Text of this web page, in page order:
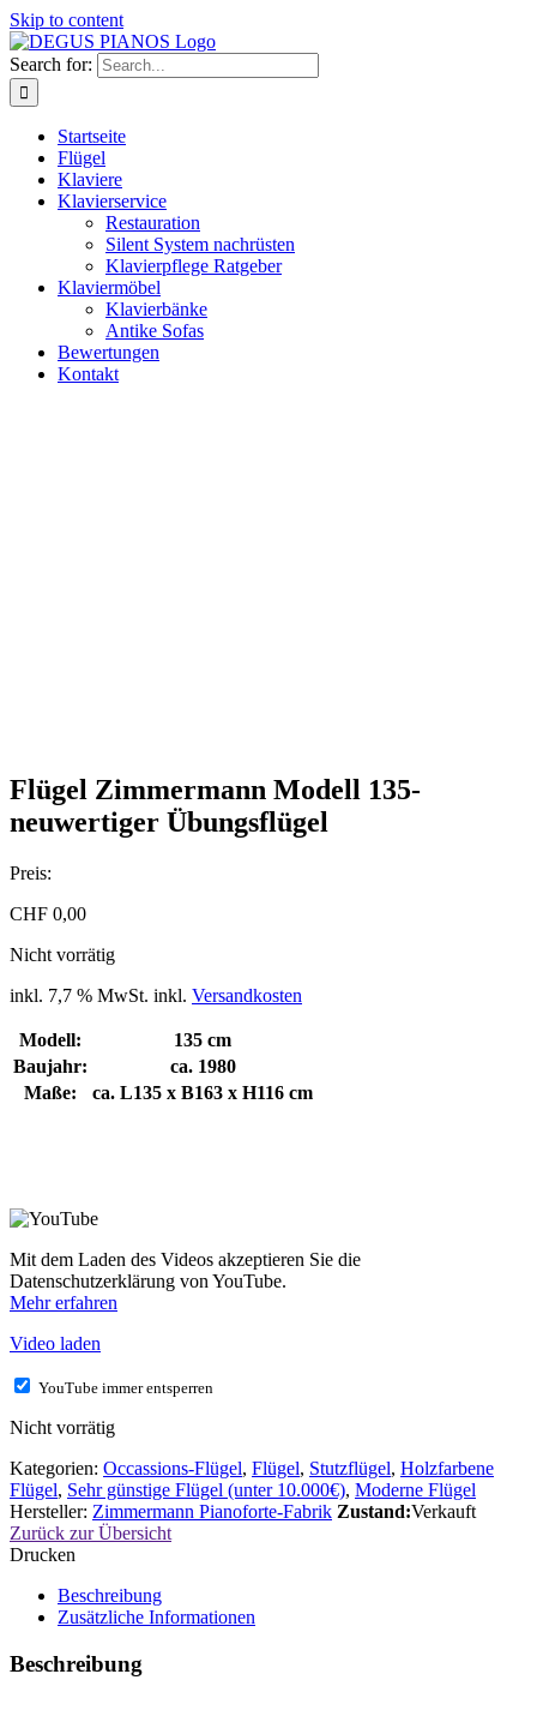
Skip to content
Search for:
Startseite
Flügel
Klaviere
Klavierservice
Restauration
Silent System nachrüsten
Klavierpflege Ratgeber
Klaviermöbel
Klavierbänke
Antike Sofas
Bewertungen
Kontakt
Flügel Zimmermann Modell 135-
neuwertiger Übungsflügel
Preis:
CHF 0,00
Nicht vorrätig
inkl. 7,7 % MwSt. inkl. Versandkosten
Modell:
135 cm
Baujahr:
ca. 1980
Maße:
ca. L135 x B163 x H116 cm
Mit dem Laden des Videos akzeptieren Sie die
Datenschutzerklärung von YouTube.
Mehr erfahren
Video laden
YouTube immer entsperren
Nicht vorrätig
Kategorien: Occassions-Flügel, Flügel, Stutzflügel, Holzfarbene
Flügel, Sehr günstige Flügel (unter 10.000€), Moderne Flügel
Hersteller: Zimmermann Pianoforte-Fabrik Zustand:Verkauft
Zurück zur Übersicht
Drucken
Beschreibung
Zusätzliche Informationen
Beschreibung